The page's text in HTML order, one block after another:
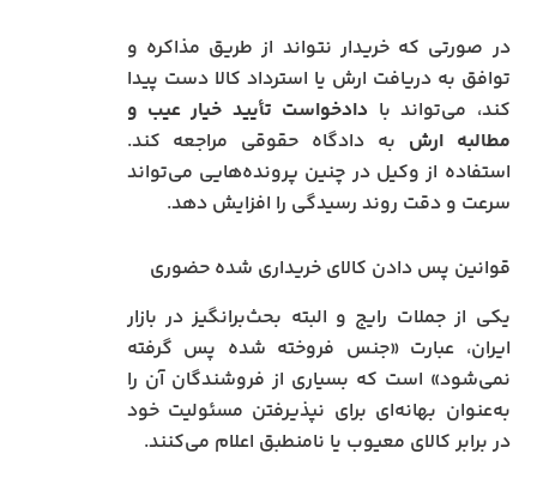
در صورتی که خریدار نتواند از طریق مذاکره و
توافق به دریافت ارش یا استرداد کالا دست پیدا
کند، می‌تواند با دادخواست تأیید خیار عیب و
مطالبه ارش به دادگاه حقوقی مراجعه کند.
استفاده از وکیل در چنین پرونده‌هایی می‌تواند
سرعت و دقت روند رسیدگی را افزایش دهد.
قوانین پس دادن کالای خریداری‌ شده حضوری
یکی از جملات رایج و البته بحث‌برانگیز در بازار
ایران، عبارت «جنس فروخته شده پس گرفته
نمی‌شود» است که بسیاری از فروشندگان آن را
به‌عنوان بهانه‌ای برای نپذیرفتن مسئولیت خود
در برابر کالای معیوب یا نامنطبق اعلام می‌کنند.